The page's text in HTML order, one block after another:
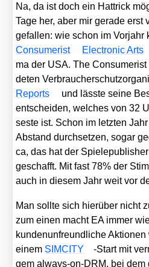
Na, da ist doch ein Hat­trick
Tage her, aber mir gera­de erst
gefal­len: wie schon im
Con­su­me­rist
Elec­tro­nic Arts
ma der USA. The
de­ten
Reports
und läss­te sei­ne
ent­schei­den, wel­ches von 32
ses­te ist. Schon im letz­ten
Abstand durch­set­zen, sogar
ca, das hat der
geschafft. Mit fast 78% der
auch in die­sem Jahr weit vor
Man soll­te sich hier­über nicht
zum einen macht EA immer
kun­den­un­freund­li­che
einem SIMCITY
-Start mit
gem always-on-DRM, bei